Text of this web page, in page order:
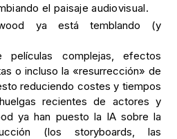
el paisaje audiovisual.
ya está temblando (y
películas complejas, efectos
o incluso la «resurrección» de
reduciendo costes y tiempos
recientes de actores y
ya han puesto la IA sobre la
(los storyboards, las